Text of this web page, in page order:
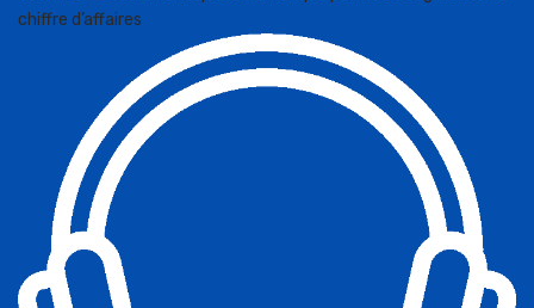
chiffre d’affaires